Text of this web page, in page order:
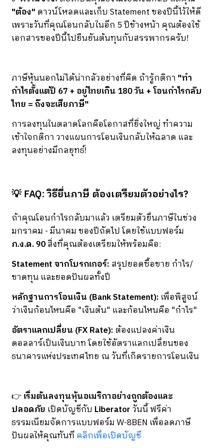
"ต้อง" ดาวน์โหลดและเก็บ Statement ของปีนี้ไว้ให้ดี
เพราะวันที่คุณโอนกลับในอีก 5 ปีข้างหน้า คุณต้องใช้
เอกสารของปีนี้ไปยืนยันต้นทุนกับสรรพากรครับ!
ภาษีหุ้นนอกไม่ได้น่ากลัวอย่างที่คิด ถ้ารู้กติกา "ทำ
กำไรตั้งแต่ปี 67 + อยู่ไทยเกิน 180 วัน + โอนกำไรกลับ
ไทย = ถึงจะเสียภาษี"
การลงทุนในตลาดโลกคือโอกาสที่ยิ่งใหญ่ ทำความ
เข้าใจกติกา วางแผนการโอนเงินกลับให้ฉลาด และ
ลงทุนอย่างมีกลยุทธ์!
💡 FAQ: วิธียื่นภาษี ต้องเตรียมตัวอย่างไร?
ถ้าคุณโอนกำไรกลับมาแล้ว เตรียมตัวยื่นภาษีในช่วง
มกราคม - มีนาคม ของปีถัดไป โดยใช้แบบฟอร์ม
ภ.ง.ด. 90สิ่งที่คุณต้องเตรียมให้พร้อมคือ:
Statement จากโบรกเกอร์: สรุปยอดซื้อขาย กำไร/
ขาดทุน และยอดปันผลทั้งปี
หลักฐานการโอนเงิน (Bank Statement): เพื่อพิสูจน์
ว่าเงินก้อนไหนคือ "เงินต้น" และก้อนไหนคือ "กำไร"
อัตราแลกเปลี่ยน (FX Rate): ต้องแปลงค่าเงิน
ดอลลาร์เป็นเงินบาท โดยใช้อัตราแลกเปลี่ยนของ
ธนาคารแห่งประเทศไทย ณ วันที่เกิดรายการโอนเงิน
👉 เริ่มต้นลงทุนหุ้นอเมริกาอย่างถูกต้องและ
ปลอดภัย เปิดบัญชีกับ Liberatorวันนี้ ฟรีค่า
ธรรมเนียมจัดการแบบฟอร์ม W-8BEN เพื่อลดภาษี
ปันผลให้คุณทันทีคลิกเพื่อเปิดบัญชี